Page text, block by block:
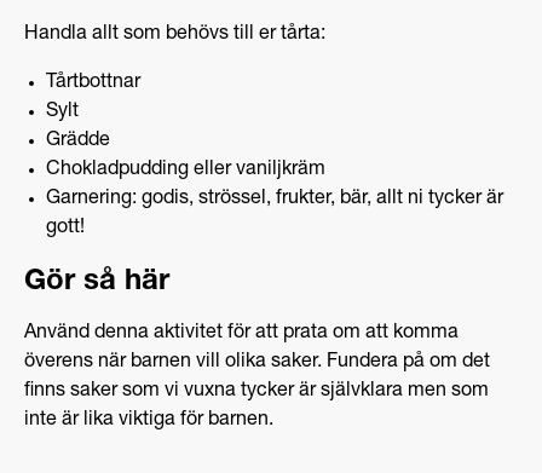
Handla allt som behövs till er tårta:
Tårtbottnar
Sylt
Grädde
Chokladpudding eller vaniljkräm
Garnering: godis, strössel, frukter, bär, allt ni tycker är
gott!
Gör så här
Använd denna aktivitet för att prata om att komma
överens när barnen vill olika saker. Fundera på om det
finns saker som vi vuxna tycker är självklara men som
inte är lika viktiga för barnen.